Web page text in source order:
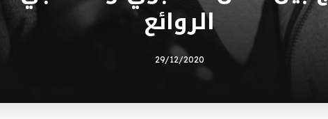
الروائع
29/12/2020